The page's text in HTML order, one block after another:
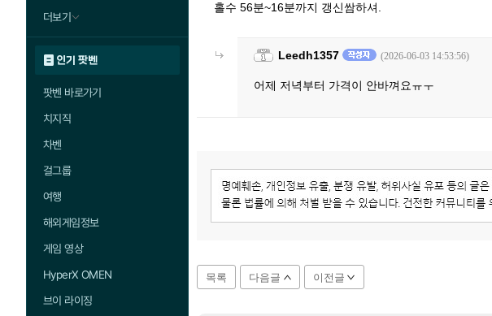
더보기
인기 팟벤
팟벤 바로가기
치지직
차벤
걸그룹
여행
해외게임정보
게임 영상
HyperX OMEN
브이 라이징
홀수 56분~16분까지 갱신쌈하셔.
Leedh1357 (2026-06-03 14:53:56)
어제 저녁부터 가격이 안바껴요ㅠㅜ
목록 다음글 이전글